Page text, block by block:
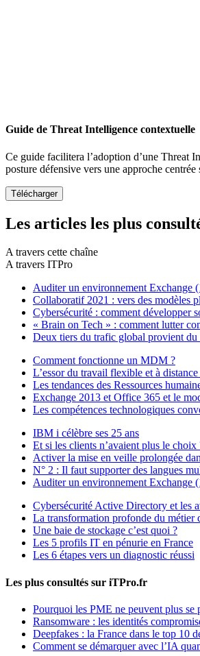
Guide de Threat Intelligence contextuelle
Ce guide facilitera l’adoption d’une Threat
posture défensive vers une approche
Les articles les plus
A travers cette chaîne
A travers ITPro
Auditer un environnement Exchange
Collaboratif 2021 : vers des modèles
Cybersécurité : comment développer
« Brain on Tech » : comment lutter
Deux tiers du trafic global provient du
Comment fonctionne un MDM ?
L’essor du travail flexible et à
Les tendances des Ressources
Exchange 2013 et Office 365 et le
Les compétences technologiques
IBM i célèbre ses 25 ans
Et si les clients n’avaient plus le choix
Activer la mise en veille prolongée
N° 2 : Il faut supporter des langues
Auditer un environnement Exchange
Cybersécurité Active Directory et les
La transformation profonde du métier
Une baie de stockage c’est quoi ?
Les 5 profils IT en pénurie en France
Les 6 étapes vers un diagnostic réussi
Les plus consultés sur iTPro.fr
Pourquoi les PME ne peuvent plus se
Ransomware : les identités
Deepfakes : la France dans le top 10
Comment se démarquer avec l’IA